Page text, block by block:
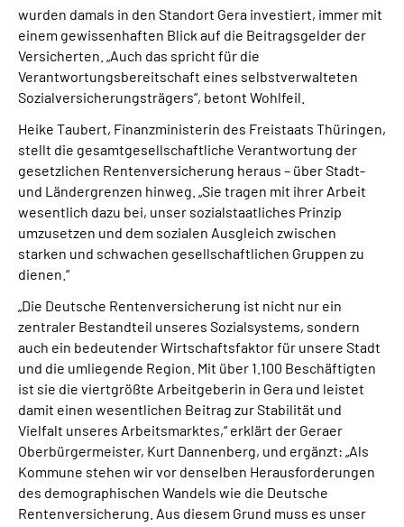
wurden damals in den Standort Gera investiert, immer mit
einem gewissenhaften Blick auf die Beitragsgelder der
Versicherten. „Auch das spricht für die
Verantwortungsbereitschaft eines selbstverwalteten
Sozialversicherungsträgers“, betont Wohlfeil.
Heike Taubert, Finanzministerin des Freistaats Thüringen,
stellt die gesamtgesellschaftliche Verantwortung der
gesetzlichen Rentenversicherung heraus – über Stadt-
und Ländergrenzen hinweg. „Sie tragen mit ihrer Arbeit
wesentlich dazu bei, unser sozialstaatliches Prinzip
umzusetzen und dem sozialen Ausgleich zwischen
starken und schwachen gesellschaftlichen Gruppen zu
dienen.“
„Die Deutsche Rentenversicherung ist nicht nur ein
zentraler Bestandteil unseres Sozialsystems, sondern
auch ein bedeutender Wirtschaftsfaktor für unsere Stadt
und die umliegende Region. Mit über 1.100 Beschäftigten
ist sie die viertgrößte Arbeitgeberin in Gera und leistet
damit einen wesentlichen Beitrag zur Stabilität und
Vielfalt unseres Arbeitsmarktes,“ erklärt der Geraer
Oberbürgermeister, Kurt Dannenberg, und ergänzt: „Als
Kommune stehen wir vor denselben Herausforderungen
des demographischen Wandels wie die Deutsche
Rentenversicherung. Aus diesem Grund muss es unser